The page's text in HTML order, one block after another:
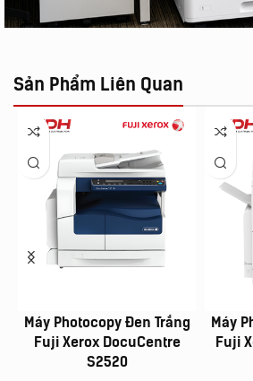
Sản Phẩm Liên Quan
Máy Photocopy Đen Trắng
Fuji Xerox DocuCentre
S2520
Máy
Fuji